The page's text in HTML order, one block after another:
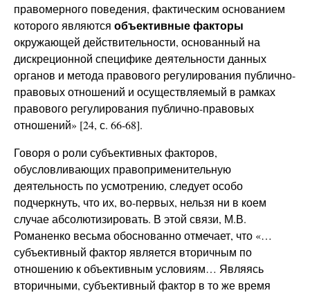
правомерного поведения, фактическим основанием
которого являются объективные факторы
окружающей действительности, основанный на
дискреционной специфике деятельности данных
органов и метода правового регулирования публично-
правовых отношений и осуществляемый в рамках
правового регулирования публично-правовых
отношений» [24, с. 66-68].
Говоря о роли субъективных факторов,
обусловливающих правоприменительную
деятельность по усмотрению, следует особо
подчеркнуть, что их, во-первых, нельзя ни в коем
случае абсолютизировать. В этой связи, М.В.
Романенко весьма обоснованно отмечает, что «…
субъективный фактор является вторичным по
отношению к объективным условиям… Являясь
вторичными, субъективный фактор в то же время